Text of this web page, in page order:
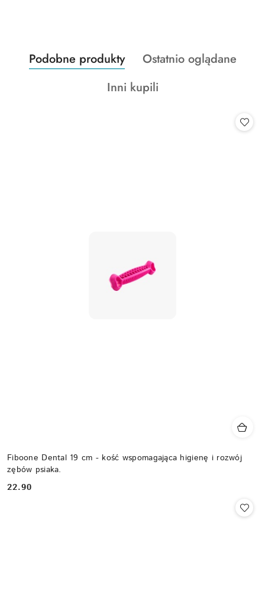
Pomiń karuzelę produktów
Produkty
o
Podobne produkty
Produkty
statusie:
Ostatnio oglądane
Produkty
Inni kupili
Fiboone Dental 19 cm - kość wspomagająca higienę i rozwój
zębów psiaka.
Cena:
22.90